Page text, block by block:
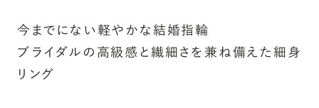
今までにない軽やかな結婚指輪
ブライダルの高級感と繊細さを兼ね備えた細身
リング